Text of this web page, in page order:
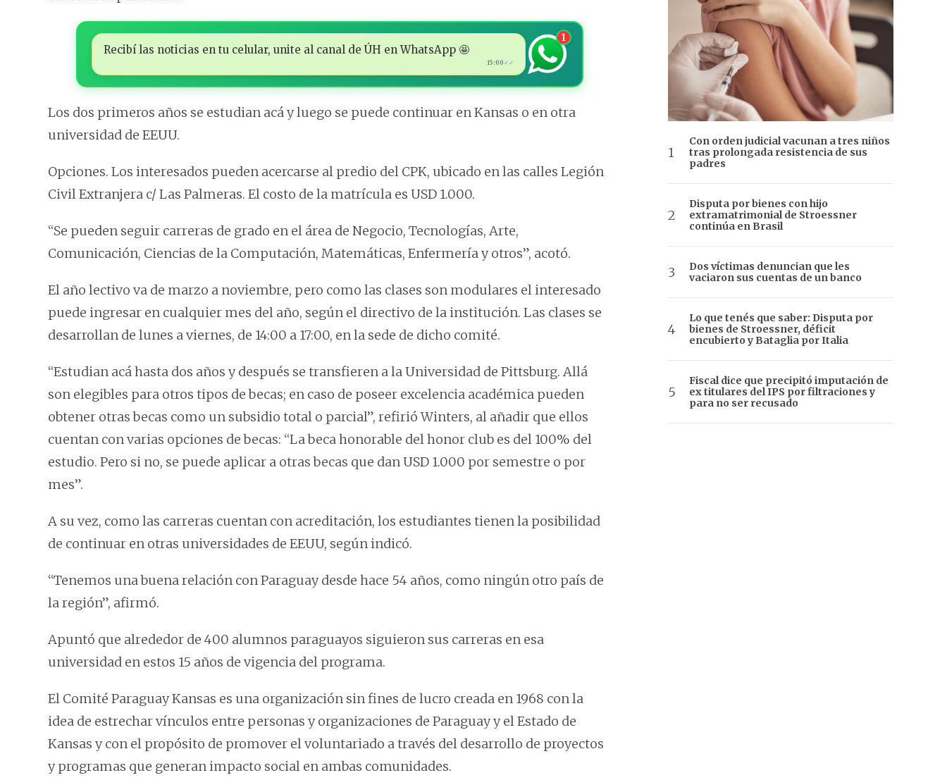
Recibí las noticias en tu celular, unite al canal de ÚH en WhatsApp 🤩
15:00 ✓✓
1
Los dos primeros años se estudian acá y luego se puede continuar en Kansas o en otra
universidad de EEUU.
Opciones. Los interesados pueden acercarse al predio del CPK, ubicado en las calles Legión
Civil Extranjera c/ Las Palmeras. El costo de la matrícula es USD 1.000.
“Se pueden seguir carreras de grado en el área de Negocio, Tecnologías, Arte,
Comunicación, Ciencias de la Computación, Matemáticas, Enfermería y otros”, acotó.
El año lectivo va de marzo a noviembre, pero como las clases son modulares el interesado
puede ingresar en cualquier mes del año, según el directivo de la institución. Las clases se
desarrollan de lunes a viernes, de 14:00 a 17:00, en la sede de dicho comité.
“Estudian acá hasta dos años y después se transfieren a la Universidad de Pittsburg. Allá
son elegibles para otros tipos de becas; en caso de poseer excelencia académica pueden
obtener otras becas como un subsidio total o parcial”, refirió Winters, al añadir que ellos
cuentan con varias opciones de becas: “La beca honorable del honor club es del 100% del
estudio. Pero si no, se puede aplicar a otras becas que dan USD 1.000 por semestre o por
mes”.
A su vez, como las carreras cuentan con acreditación, los estudiantes tienen la posibilidad
de continuar en otras universidades de EEUU, según indicó.
“Tenemos una buena relación con Paraguay desde hace 54 años, como ningún otro país de
la región”, afirmó.
Apuntó que alrededor de 400 alumnos paraguayos siguieron sus carreras en esa
universidad en estos 15 años de vigencia del programa.
El Comité Paraguay Kansas es una organización sin fines de lucro creada en 1968 con la
idea de estrechar vínculos entre personas y organizaciones de Paraguay y el Estado de
Kansas y con el propósito de promover el voluntariado a través del desarrollo de proyectos
y programas que generan impacto social en ambas comunidades.
Con orden judicial vacunan a tres niños
tras prolongada resistencia de sus
padres
Disputa por bienes con hijo
extramatrimonial de Stroessner
continúa en Brasil
Dos víctimas denuncian que les
vaciaron sus cuentas de un banco
Lo que tenés que saber: Disputa por
bienes de Stroessner, déficit
encubierto y Bataglia por Italia
Fiscal dice que precipitó imputación de
ex titulares del IPS por filtraciones y
para no ser recusado